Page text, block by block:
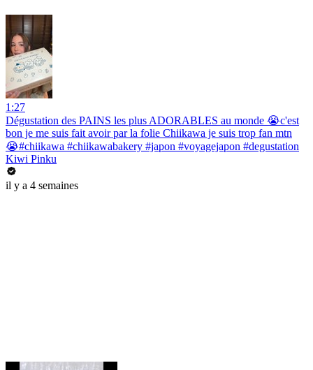
1:27
Dégustation des PAINS les plus ADORABLES au monde 😭c'est
bon je me suis fait avoir par la folie Chiikawa je suis trop fan mtn
😭#chiikawa #chiikawabakery #japon #voyagejapon #degustation
Kiwi Pinku
il y a 4 semaines